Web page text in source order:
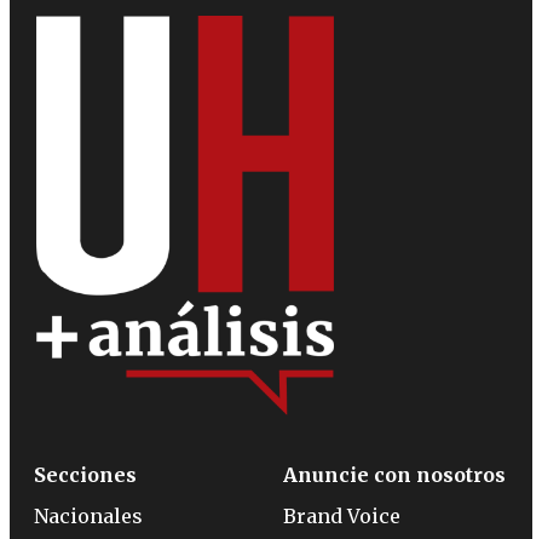
Secciones
Nacionales
Anuncie con nosotros
Brand Voice